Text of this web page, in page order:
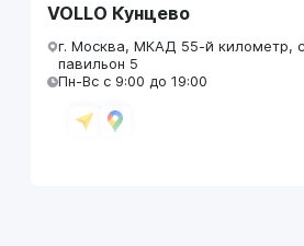
VOLLO Кунцево
г. Москва, МКАД 55-й километр,
павильон 5
Пн-Вс с 9:00 до 19:00